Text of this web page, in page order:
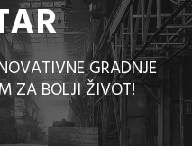
GRADNJE
ZA BOLJI ŽIVOT!